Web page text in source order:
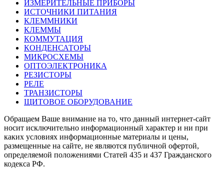
ИЗМЕРИТЕЛЬНЫЕ ПРИБОРЫ
ИСТОЧНИКИ ПИТАНИЯ
КЛЕММНИКИ
КЛЕММЫ
КОММУТАЦИЯ
КОНДЕНСАТОРЫ
МИКРОСХЕМЫ
ОПТОЭЛЕКТРОНИКА
РЕЗИСТОРЫ
РЕЛЕ
ТРАНЗИСТОРЫ
ЩИТОВОЕ ОБОРУДОВАНИЕ
Обращаем Ваше внимание на то, что данный интернет-сайт
носит исключительно информационный характер и ни при
каких условиях информационные материалы и цены,
размещенные на сайте, не являются публичной офертой,
определяемой положениями Статей 435 и 437 Гражданского
кодекса РФ.